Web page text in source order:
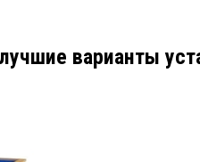
варианты